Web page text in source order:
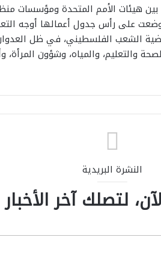
للتعاون بين هيئات الأمم المتحدة
الأربعاء 24 يوليوز، قد وضعت على رأس جدول أعمالها
الشعب الفلسطيني، في ظل
والتعليم، والمياه، وشؤون المرأة،
النشرة البريدية
لتصلك آخر الأخبار